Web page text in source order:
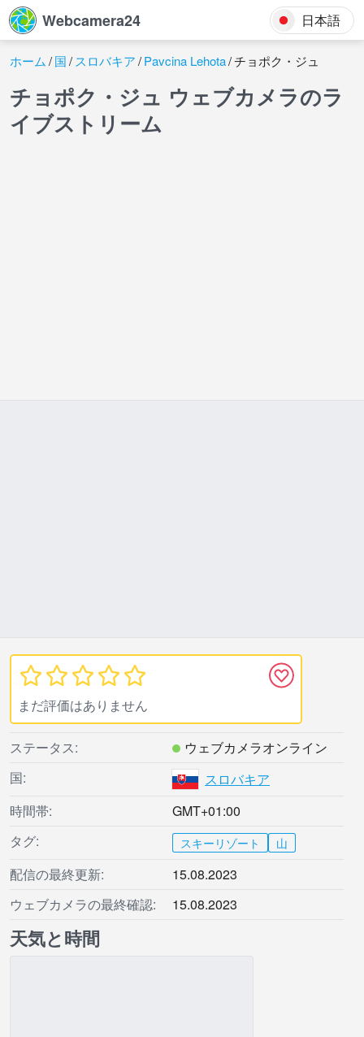
Webcamera24 日本語
ホーム 国 スロバキア Pavcina Lehota チョポク・ジュ
チョポク・ジュ ウェブカメラのラ
イブストリーム
まだ評価はありません
ステータス:
ウェブカメラオンライン
国:
スロバキア
時間帯:
GMT+01:00
タグ:
スキーリゾート 山
配信の最終更新:
15.08.2023
ウェブカメラの最終確認:
15.08.2023
天気と時間